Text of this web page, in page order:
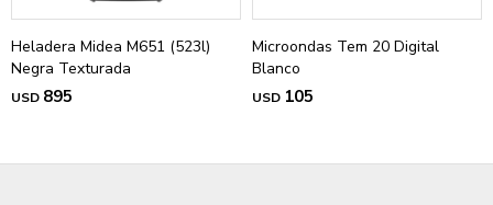
Heladera Midea M651 (523l)
Negra Texturada
USD 895
Microondas Tem 20 Digital
Blanco
USD 105